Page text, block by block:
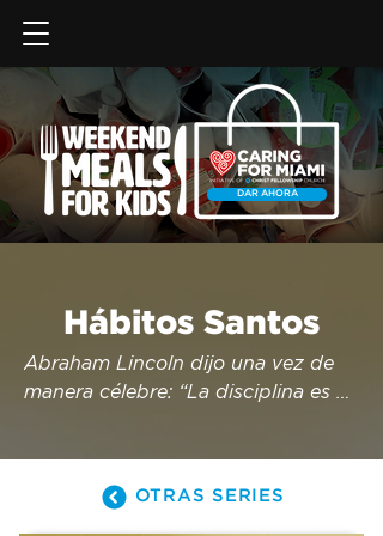
DAR AHORA
Hábitos Santos
Abraham Lincoln dijo una vez de
manera célebre: “La disciplina es
vez tenga que ver con tus finanzas,
OTRAS SERIES